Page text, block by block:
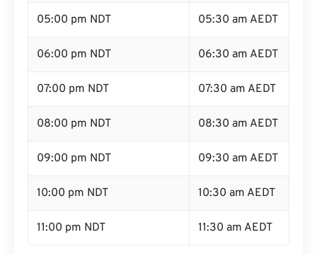
05:00 pm NDT 05:30 am AEDT
06:00 pm NDT 06:30 am AEDT
07:00 pm NDT 07:30 am AEDT
08:00 pm NDT 08:30 am AEDT
09:00 pm NDT 09:30 am AEDT
10:00 pm NDT 10:30 am AEDT
11:00 pm NDT 11:30 am AEDT